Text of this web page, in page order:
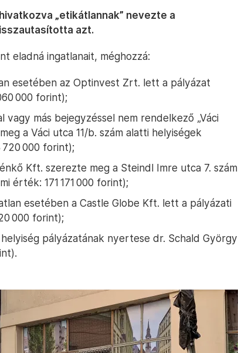
„etikátlannak” nevezte a
azt.
eladná ingatlanait, méghozzá:
esetében az Optinvest Zrt. lett a pályázat
000 forint);
vagy más bejegyzéssel nem rendelkező „Váci
a Váci utca 11/b. szám alatti helyiségek
000 forint);
Kft. szerezte meg a Steindl Imre utca 7. szám
érték: 171 171 000 forint);
esetében a Castle Globe Kft. lett a pályázati
000 forint);
pályázatának nyertese dr. Schald György